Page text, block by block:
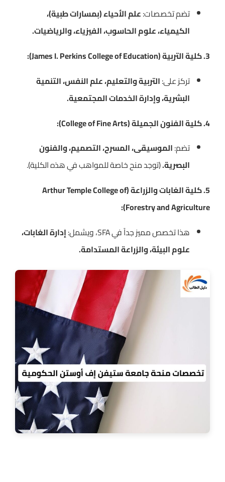
تضم تخصصات:علم الأحياء (بمسارات طبية)،
الكيمياء، علوم الحاسوب، الفيزياء، والرياضيات.
3. كلية التربية (James I. Perkins College of Education):
تركز على:التربية والتعليم، علم النفس، التنمية
البشرية، وإدارة الخدمات المجتمعية.
4. كلية الفنون الجميلة (College of Fine Arts):
تضم:الموسيقى، المسرح، التصميم، والفنون
البصرية.(توجد منح خاصة للمواهب في هذه الكلية).
5. كلية الغابات والزراعة (Arthur Temple College of
Forestry and Agriculture):
هذا تخصص مميز جداً في SFA، ويشمل:
إدارة الغابات،
علوم البيئة، والزراعة المستدامة.